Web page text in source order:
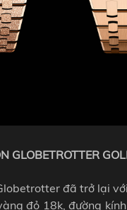
GLOBETROTTER
đã trở lại
đỏ 18k, đường